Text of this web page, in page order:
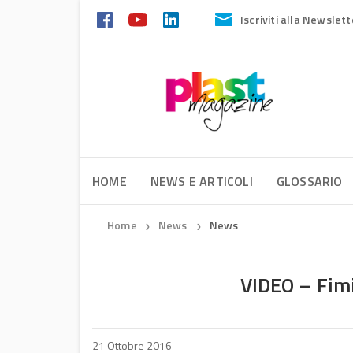
Iscriviti alla
HOME NEWS E ARTICOLI GLOSSARIO
Home ❯ News ❯ News
VIDEO –
21 Ottobre 2016